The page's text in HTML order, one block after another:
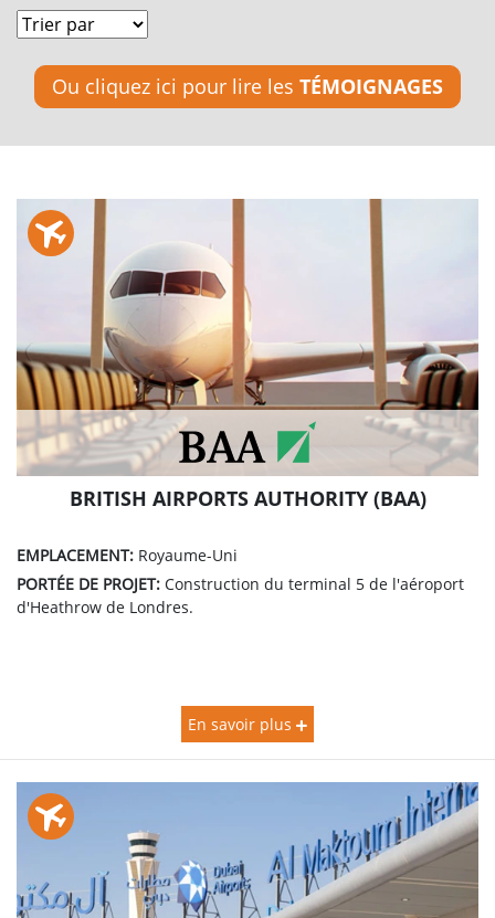
Ou cliquez ici pour lire les TÉMOIGNAGES
BRITISH AIRPORTS AUTHORITY (BAA)
EMPLACEMENT: Royaume-Uni
PORTÉE DE PROJET: Construction du terminal 5 de l'aéroport
d'Heathrow de Londres.
En savoir plus